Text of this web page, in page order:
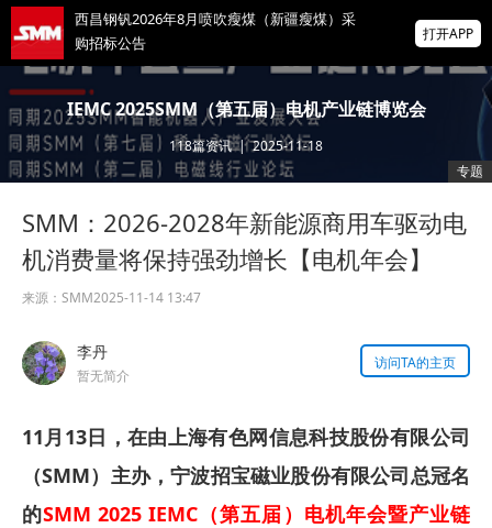
西昌钢钒2026年8月喷吹瘦煤（新疆瘦煤）采
购招标公告
攀钢钒2026年8月甘肃烧结煤与甘肃喷吹兰炭
的采购采购招标
金属近全线飘红 沪锌涨逾1% 多晶硅涨近3%
贵金属、双焦涨幅居前【SMM日评】
掌上有色
打开APP
IEMC 2025SMM（第五届）电机产业链博览会
118篇资讯|2025-11-18
专题
SMM：2026-2028年新能源商用车驱动电
机消费量将保持强劲增长【电机年会】
来源： SMM2025-11-14 13:47
李丹
暂无简介
访问TA的主页
11月13日，在由上海有色网信息科技股份有限公司
（SMM）主办，宁波招宝磁业股份有限公司总冠名
的SMM 2025 IEMC（第五届）电机年会暨产业链